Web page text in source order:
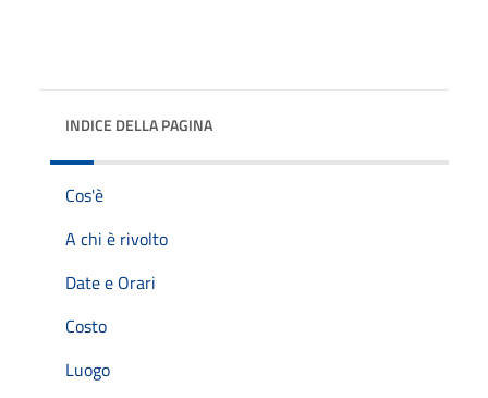
INDICE DELLA PAGINA
Cos'è
A chi è rivolto
Date e Orari
Costo
Luogo